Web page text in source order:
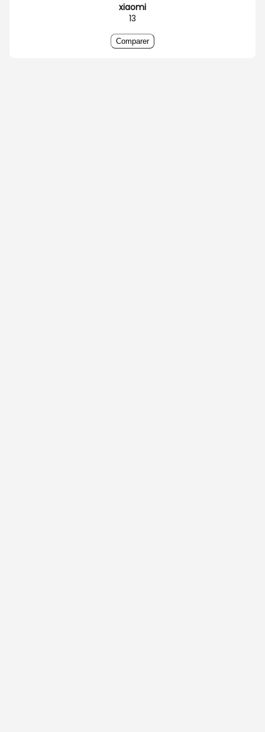
xiaomi
13
Comparer